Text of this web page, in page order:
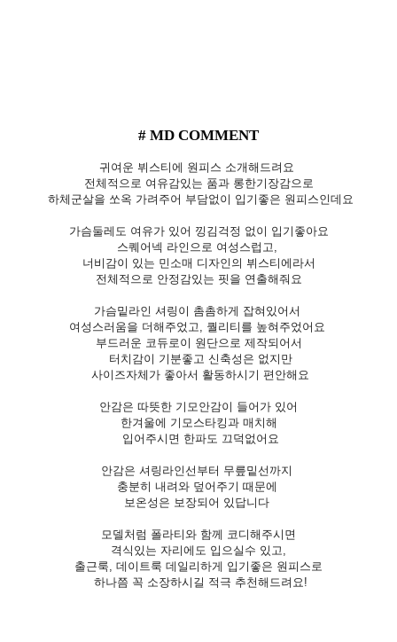
# MD COMMENT
귀여운 뷔스티에 원피스 소개해드려요
전체적으로 여유감있는 품과 롱한기장감으로
하체군살을 쏘옥 가려주어 부담없이 입기좋은 원피스인데요
가슴둘레도 여유가 있어 낑김걱정 없이 입기좋아요
스퀘어넥 라인으로 여성스럽고,
너비감이 있는 민소매 디자인의 뷔스티에라서
전체적으로 안정감있는 핏을 연출해줘요
가슴밑라인 셔링이 촘촘하게 잡혀있어서
여성스러움을 더해주었고, 퀄리티를 높혀주었어요
부드러운 코듀로이 원단으로 제작되어서
터치감이 기분좋고 신축성은 없지만
사이즈자체가 좋아서 활동하시기 편안해요
안감은 따뜻한 기모안감이 들어가 있어
한겨울에 기모스타킹과 매치해
입어주시면 한파도 끄덕없어요
안감은 셔링라인선부터 무릎밑선까지
충분히 내려와 덮어주기 때문에
보온성은 보장되어 있답니다
모델처럼 폴라티와 함께 코디해주시면
격식있는 자리에도 입으실수 있고,
출근룩, 데이트룩 데일리하게 입기좋은 원피스로
하나쯤 꼭 소장하시길 적극 추천해드려요!